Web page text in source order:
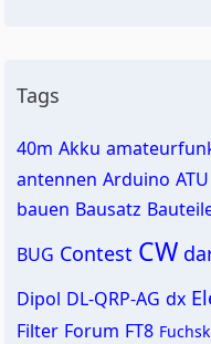
Tags
40m Akku
antennen Arduino ATU
bauen Bausatz
BUG Contest CW
Dipol DL-QRP-AG dx
Filter Forum FT8